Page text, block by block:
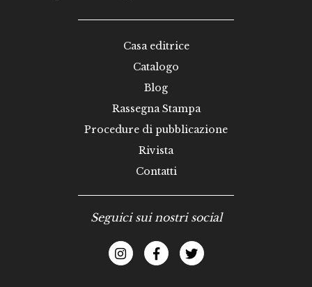
Casa editrice
Catalogo
Blog
Rassegna Stampa
Procedure di pubblicazione
Rivista
Contatti
Seguici sui nostri social